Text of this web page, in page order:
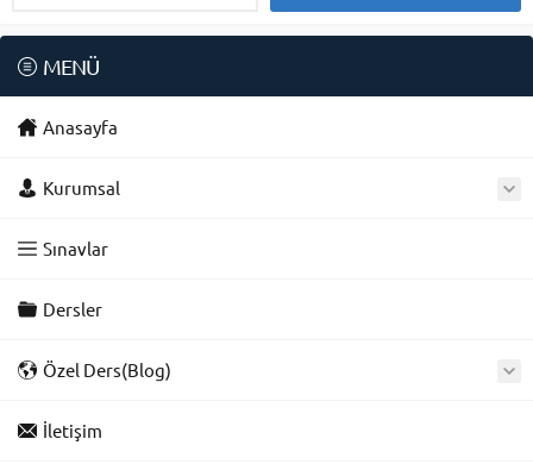
MENÜ
Anasayfa
Kurumsal
Sınavlar
Dersler
Özel Ders(Blog)
İletişim